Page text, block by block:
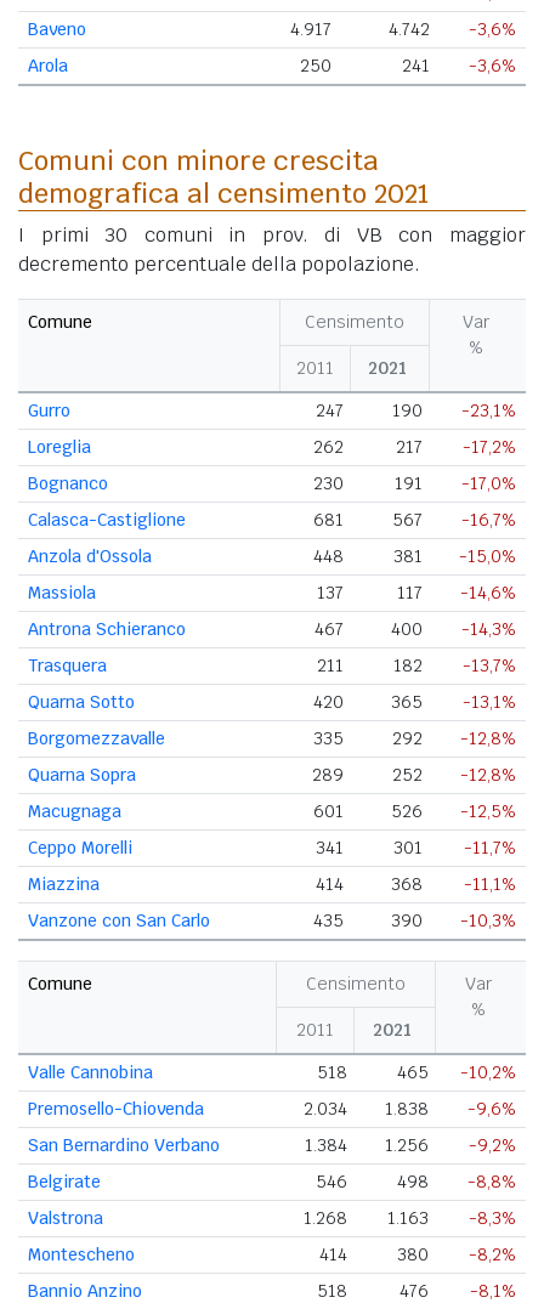
Baveno
4.917 4.742
-3,6%
Arola
250 241 -3,6%
Comuni con minore crescita
demografica al censimento 2021
I primi 30 comuni in prov. di VB con maggior
decremento percentuale della popolazione.
Comune Censimento
Var
%
2011
2021
Gurro
247 190
-23,1%
Loreglia
262 217
-17,2%
Bognanco
230 191
-17,0%
Calasca-Castiglione
681 567
-16,7%
Anzola d'Ossola
448 381
-15,0%
Massiola
137 117
-14,6%
Antrona Schieranco
467 400
-14,3%
Trasquera
211 182
-13,7%
Quarna Sotto
420 365
-13,1%
Borgomezzavalle
335 292
-12,8%
Quarna Sopra
289 252
-12,8%
Macugnaga
601 526
-12,5%
Ceppo Morelli
341 301
-11,7%
Miazzina
414 368
-11,1%
Vanzone con San Carlo
435 390 -10,3%
Comune Censimento
Var
%
2011
2021
Valle Cannobina
518 465
-10,2%
Premosello-Chiovenda
2.034 1.838
-9,6%
San Bernardino Verbano
1.384 1.256
-9,2%
Belgirate
546 498
-8,8%
Valstrona
1.268 1.163
-8,3%
Montescheno
414 380
-8,2%
Bannio Anzino
518 476
-8,1%